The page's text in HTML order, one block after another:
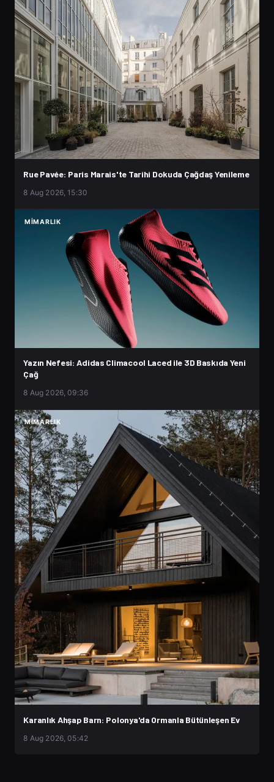
Rue Pavée: Paris Marais'te Tarihi Dokuda Çağdaş Yenileme
8 Aug 2026, 15:30
MIMARLIK
Yazın Nefesi: Adidas Climacool Laced ile 3D Baskıda Yeni
Çağ
8 Aug 2026, 09:36
MIMARLIK
Karanlık Ahşap Barn: Polonya'da Ormanla Bütünleşen Ev
8 Aug 2026, 05:42